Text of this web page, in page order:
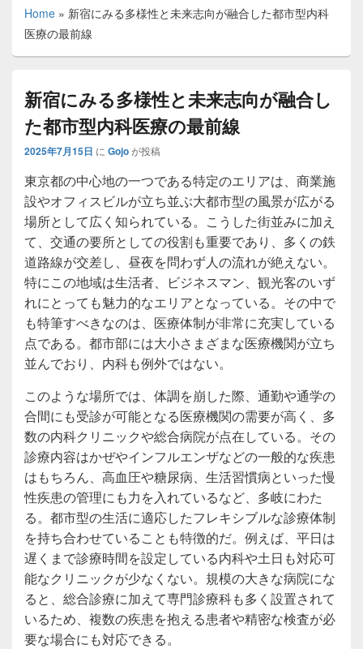
Home » 新宿にみる多様性と未来志向が融合した都市型内科
医療の最前線
新宿にみる多様性と未来志向が融合し
た都市型内科医療の最前線
2025年7月15日 に Gojoが投稿
東京都の中心地の一つである特定のエリアは、商業施
設やオフィスビルが立ち並ぶ大都市型の風景が広がる
場所として広く知られている。 こうした街並みに加え
て、交通の要所としての役割も重要であり、多くの鉄
道路線が交差し、昼夜を問わず人の流れが絶えない。
特にこの地域は生活者、ビジネスマン、観光客のいず
れにとっても魅力的なエリアとなっている。その中で
も特筆すべきなのは、医療体制が非常に充実している
点である。都市部には大小さまざまな医療機関が立ち
並んでおり、内科も例外ではない。
このような場所では、体調を崩した際、通勤や通学の
合間にも受診が可能となる医療機関の需要が高く、多
数の内科クリニックや総合病院が点在している。その
診療内容はかぜやインフルエンザなどの一般的な疾患
はもちろん、高血圧や糖尿病、生活習慣病といった慢
性疾患の管理にも力を入れているなど、多岐にわた
る。都市型の生活に適応したフレキシブルな診療体制
を持ち合わせていることも特徴的だ。例えば、平日は
遅くまで診療時間を設定している内科や土日も対応可
能なクリニックが少なくない。規模の大きな病院にな
ると、総合診療に加えて専門診療科も多く設置されて
いるため、複数の疾患を抱える患者や精密な検査が必
要な場合にも対応できる。